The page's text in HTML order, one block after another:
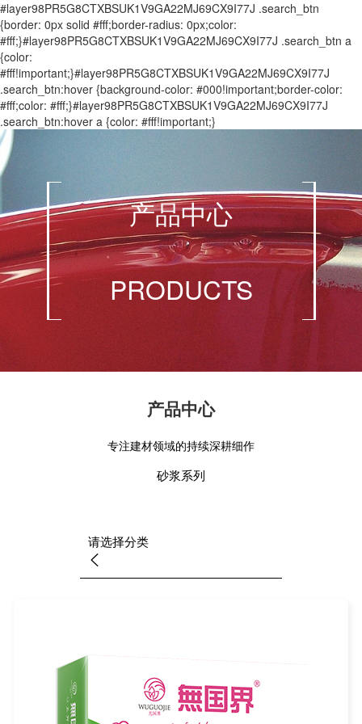
#layer98PR5G8CTXBSUK1V9GA22MJ69CX9I77J .search_btn
{border: 0px solid #fff;border-radius: 0px;color:
#fff;}#layer98PR5G8CTXBSUK1V9GA22MJ69CX9I77J .search_btn a
{color:
#fff!important;}#layer98PR5G8CTXBSUK1V9GA22MJ69CX9I77J
.search_btn:hover {background-color: #000!important;border-color:
#fff;color: #fff;}#layer98PR5G8CTXBSUK1V9GA22MJ69CX9I77J
.search_btn:hover a {color: #fff!important;}
产品中心
PRODUCTS
产品中心
专注建材领域的持续深耕细作
砂浆系列
请选择分类